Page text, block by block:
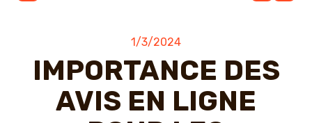
1/3/2024
IMPORTANCE DES
AVIS EN LIGNE